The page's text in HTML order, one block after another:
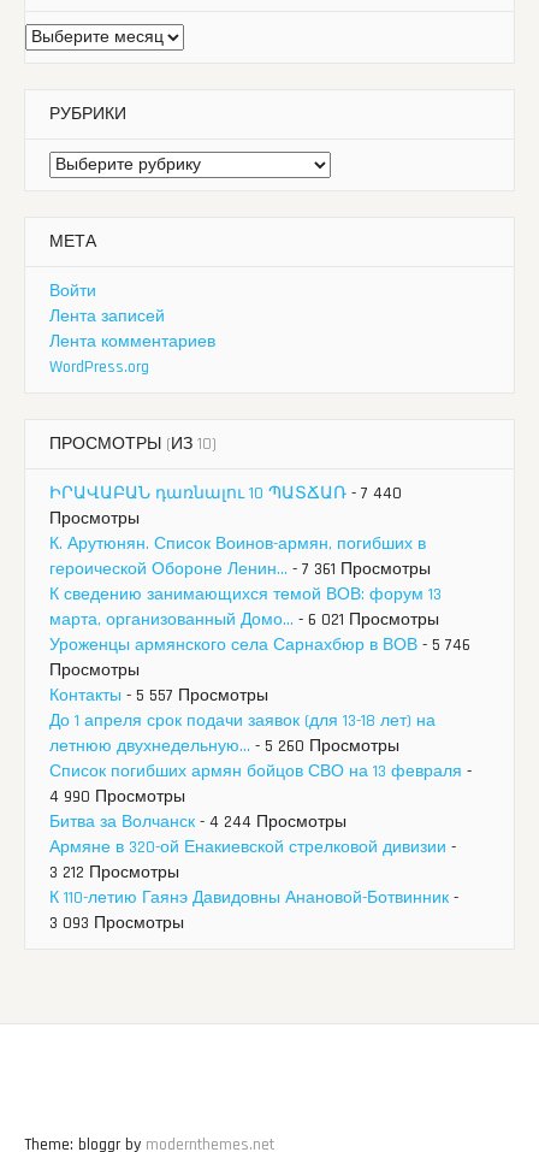
Архивы
РУБРИКИ
Рубрики
МЕТА
Войти
Лента записей
Лента комментариев
WordPress.org
ПРОСМОТРЫ (ИЗ 10)
ԻՐԱՎԱԲԱՆ դառնալու 10 ՊԱՏՃԱՌ - 7 440
Просмотры
К. Арутюнян. Список Воинов-армян, погибших в
героической Обороне Ленин... - 7 361 Просмотры
К сведению занимающихся темой ВОВ: форум 13
марта, организованный Домо... - 6 021 Просмотры
Уроженцы армянского села Сарнахбюр в ВОВ - 5 746
Просмотры
Контакты - 5 557 Просмотры
До 1 апреля срок подачи заявок (для 13-18 лет) на
летнюю двухнедельную... - 5 260 Просмотры
Список погибших армян бойцов СВО на 13 февраля -
4 990 Просмотры
Битва за Волчанск - 4 244 Просмотры
Армяне в 320-ой Енакиевской стрелковой дивизии -
3 212 Просмотры
К 110-летию Гаянэ Давидовны Анановой-Ботвинник -
3 093 Просмотры
Theme: bloggr by modernthemes.net